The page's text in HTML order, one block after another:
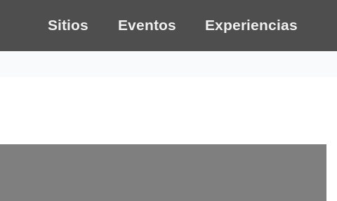
Sitios Eventos Experiencias